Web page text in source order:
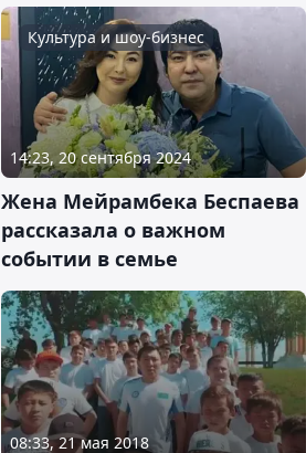
Культура и шоу-бизнес
14:23, 20 сентября 2024
Жена Мейрамбека Беспаева
рассказала о важном
событии в семье
08:33, 21 мая 2018